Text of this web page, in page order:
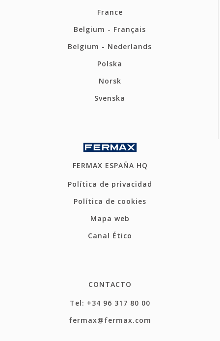
France
Belgium - Français
Belgium - Nederlands
Polska
Norsk
Svenska
FERMAX ESPAÑA HQ
Política de privacidad
Política de cookies
Mapa web
Canal Ético
CONTACTO
Tel: +34 96 317 80 00
fermax@fermax.com